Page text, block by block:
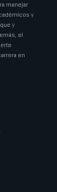
manejar
y
y
el
en